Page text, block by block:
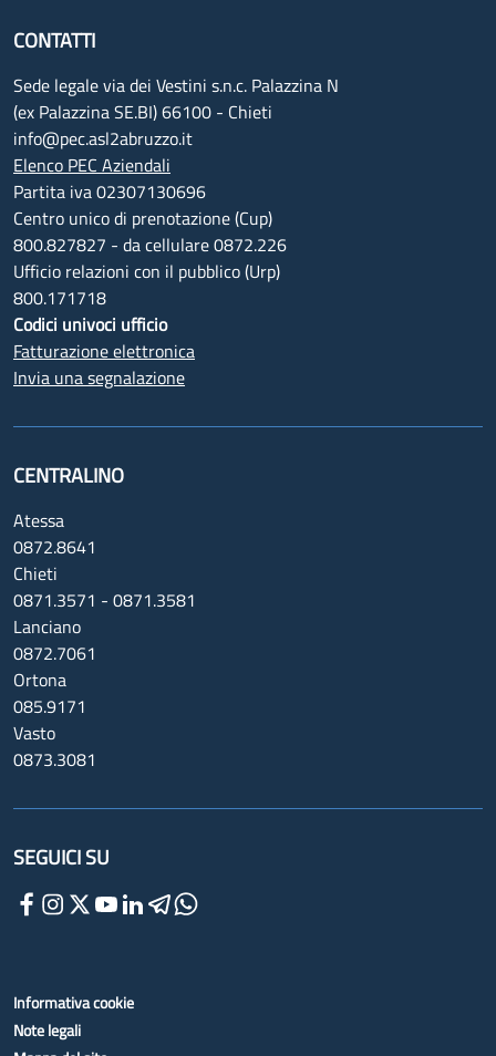
CONTATTI
Sede legale via dei Vestini s.n.c. Palazzina N
(ex Palazzina SE.BI) 66100 - Chieti
info@pec.asl2abruzzo.it
Elenco PEC Aziendali
Partita iva 02307130696
Centro unico di prenotazione (Cup)
800.827827 - da cellulare 0872.226
Ufficio relazioni con il pubblico (Urp)
800.171718
Codici univoci ufficio
Fatturazione elettronica
Invia una segnalazione
CENTRALINO
Atessa
0872.8641
Chieti
0871.3571 - 0871.3581
Lanciano
0872.7061
Ortona
085.9171
Vasto
0873.3081
SEGUICI SU
Informativa cookie
Note legali